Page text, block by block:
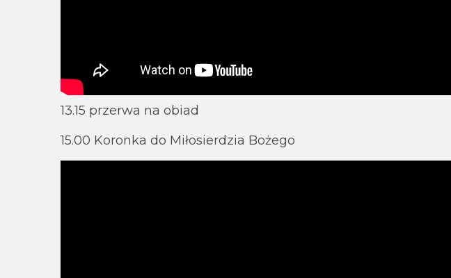
13.15 przerwa na obiad
15.00 Koronka do Miłosierdzia Bożego